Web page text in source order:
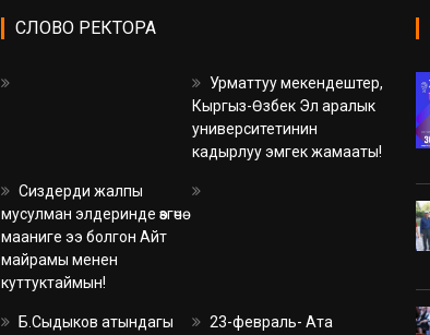
СЛОВО РЕКТОРА
Урматтуу мекендештер,
Кыргыз-Өзбек Эл аралык
университетинин
кадырлуу эмгек жамааты!
Сиздерди жалпы
мусулман элдеринде өзгөчө
мааниге ээ болгон Айт
майрамы менен
куттуктаймын!
Б.Сыдыков атындагы 23-февраль- Ата